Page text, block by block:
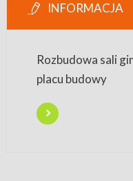
INFORMACJA
Rozbudowa sali
placu budowy